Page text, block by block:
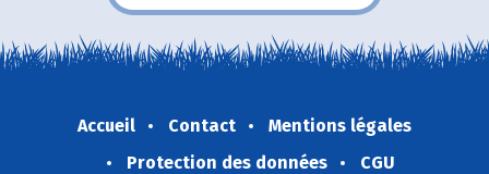
Accueil Contact
Mentions légales
Protection des données
CGU